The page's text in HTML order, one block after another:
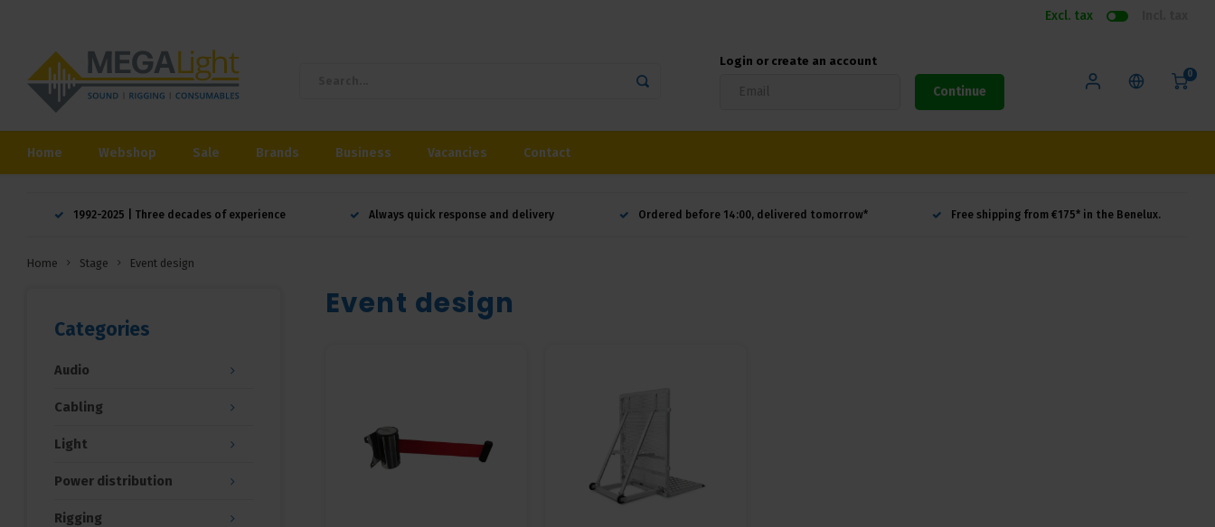
Excl. tax
Login or create an account
Continue
0
Home Webshop Sale Brands Business Vacancies Contact
1992-2025 | Three decades of experience Always quick response and delivery Ordered before 14:00, delivered tomorrow* Free shipping from €175* in the Benelux.
Home Stage Event design
Categories
Audio
Cabling
Light
Power distribution
Rigging
Event design